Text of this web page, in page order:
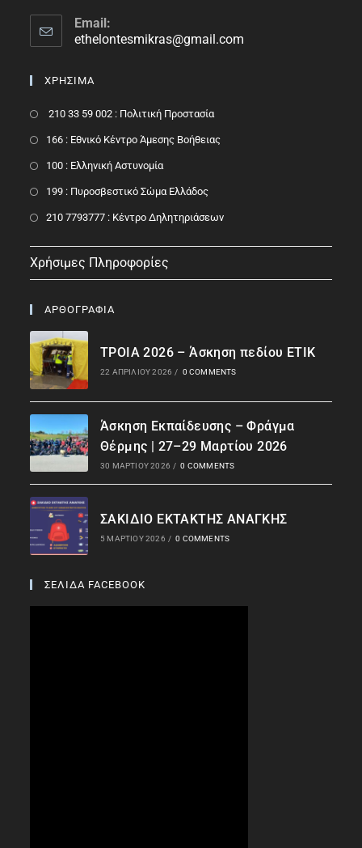
Email:
ethelontesmikras@gmail.com
ΧΡΗΣΙΜΑ
210 33 59 002 : Πολιτική Προστασία
166 : Εθνικό Κέντρο Άμεσης Βοήθειας
100 : Ελληνική Αστυνομία
199 : Πυροσβεστικό Σώμα Ελλάδος
210 7793777 : Kέντρο Δηλητηριάσεων
Χρήσιμες Πληροφορίες
ΑΡΘΟΓΡΑΦΙΑ
ΤΡΟΙΑ 2026 – Άσκηση πεδίου ΕΤΙΚ
22 ΑΠΡΙΛΊΟΥ 2026 / 0 COMMENTS
Άσκηση Εκπαίδευσης – Φράγμα
Θέρμης | 27–29 Μαρτίου 2026
30 ΜΑΡΤΊΟΥ 2026 / 0 COMMENTS
ΣΑΚΙΔΙΟ ΕΚΤΑΚΤΗΣ ΑΝΑΓΚΗΣ
5 ΜΑΡΤΊΟΥ 2026 / 0 COMMENTS
ΣΕΛΙΔΑ FACEBOOK